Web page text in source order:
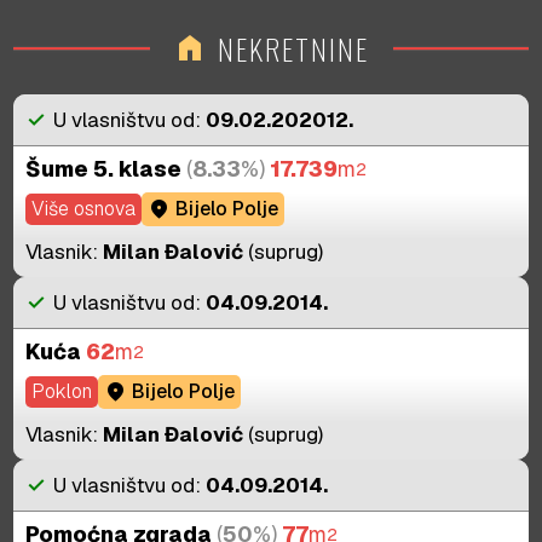
2017.
1.408
2015.
1.137€
2014.
1.100€
2013.
1.485€
2012.
1.500
2011.
2.100€
home NEKRETNINE
check U vlasništvu od: 09.02.202012.
Šume 5. klase (8.33%) 17.739m2
Više osnova location_on Bijelo Polje
Vlasnik: Milan Đalović (suprug)
check U vlasništvu od: 04.09.2014.
Kuća 62m2
Poklon location_on Bijelo Polje
Vlasnik: Milan Đalović (suprug)
check U vlasništvu od: 04.09.2014.
Pomoćna zgrada (50%) 77m2